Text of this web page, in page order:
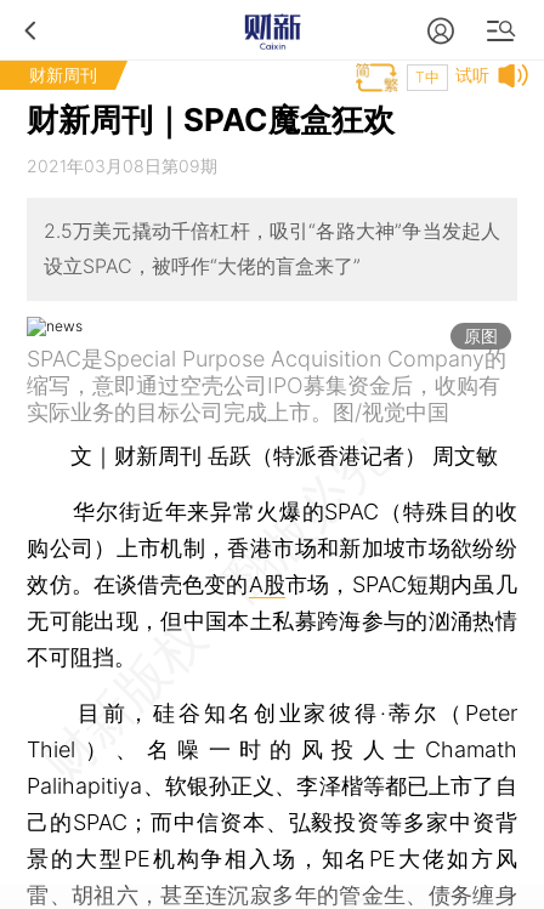
财新周刊 试听
T中
财新周刊｜SPAC魔盒狂欢
2021年03月08日第09期
2.5万美元撬动千倍杠杆，吸引“各路大神”争当发起人
设立SPAC，被呼作“大佬的盲盒来了”
原图
SPAC是Special Purpose Acquisition Company的
缩写，意即通过空壳公司IPO募集资金后，收购有
实际业务的目标公司完成上市。图/视觉中国
文｜财新周刊 岳跃（特派香港记者） 周文敏
华尔街近年来异常火爆的SPAC（特殊目的收
购公司）上市机制，香港市场和新加坡市场欲纷纷
效仿。在谈借壳色变的A股市场，SPAC短期内虽几
无可能出现，但中国本土私募跨海参与的汹涌热情
不可阻挡。
目前，硅谷知名创业家彼得·蒂尔（Peter
Thiel）、名噪一时的风投人士Chamath
Palihapitiya、软银孙正义、李泽楷等都已上市了自
己的SPAC；而中信资本、弘毅投资等多家中资背
景的大型PE机构争相入场，知名PE大佬如方风
雷、胡祖六，甚至连沉寂多年的管金生、债务缠身